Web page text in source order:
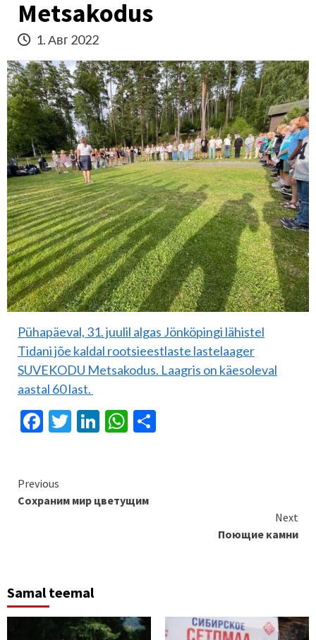
Metsakodus
1. Авг 2022
Pühapäeval, 31. juulil algas Jönköpingi lähistel
Tidani jõe kaldal rootsieestlaste lastelaager
SUVEKODU Metsakodus. Laagris on käesoleval
aastal 60 last.
Facebook
Twitter
LinkedIn
WhatsApp
Continue
Reading
Previous
Сохраним мир цветущим
Next
Поющие камни
Samal teemal